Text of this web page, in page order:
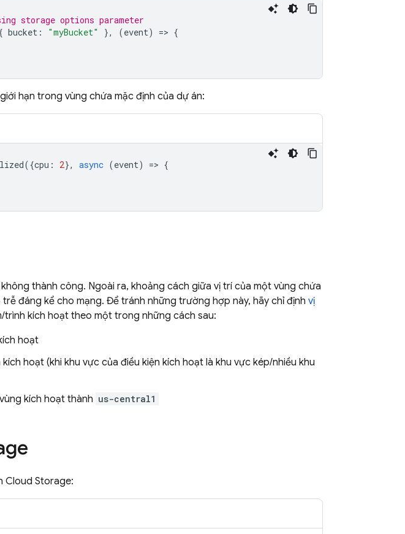
storage options parameter
bucket : "myBucket" }, (event) => {
hạn trong vùng chứa mặc định của dự án:
({cpu : 2}, async (event) => {
thành công. Ngoài ra, khoảng cách giữa vị trí của một vùng chứa
đáng kể cho mạng. Để tránh những trường hợp này, hãy chỉ định vị
trình kích hoạt theo một trong những cách sau:
hoạt
kích hoạt (khi khu vực của điều kiện kích hoạt là khu vực kép/nhiều khu
kích hoạt thành us-central1
Cloud Storage: